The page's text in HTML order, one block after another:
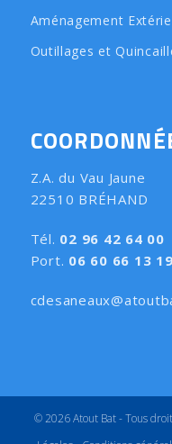
Aménagement
Outillages et
Z.A. du Vau Jaune
22510 BRÉHAND
Tél. 02 96 42 64 00
Port. 06 60 66 13 19
© 2026 Atout Bat - Tous